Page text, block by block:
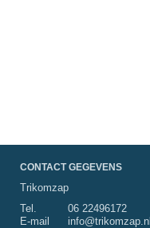
CONTACT GEGEVENS
Trikomzap
Tel.
06 22496172
E-mail
info@trikomzap.nl